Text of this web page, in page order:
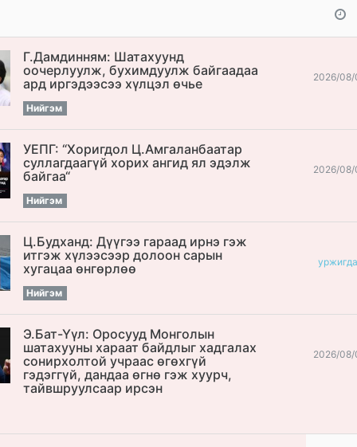
Г.Дамдинням: Шатахуунд
оочерлуулж, бухимдуулж байгаадаа
ард иргэдээсээ хүлцэл өчье
Нийгэм
2026/08/
УЕПГ: “Хоригдол Ц.Амгаланбаатар
cуллагдаагүй хорих ангид ял эдэлж
байгаа“
Нийгэм
2026/08/
Ц.Будханд: Дүүгээ гараад ирнэ гэж
итгэж хүлээсээр долоон сарын
хугацаа өнгөрлөө
Нийгэм
Э.Бат-Үүл: Оросууд Монголын
шатахууны хараат байдлыг хадгалах
сонирхолтой учраас өгөхгүй
гэдэггүй, дандаа өгнө гэж хуурч,
тайвшруулсаар ирсэн
2026/08/